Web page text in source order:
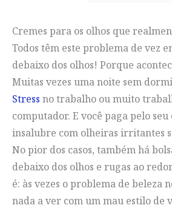
Cremes para os olhos que
Todos têm este problema de vez
debaixo dos olhos! Porque
Muitas vezes uma noite sem
Stress no trabalho ou muito
computador. E você paga pelo
insalubre com olheiras irritantes
No pior dos casos, também há
debaixo dos olhos e rugas ao
é: às vezes o problema de beleza
nada a ver com um mau estilo de